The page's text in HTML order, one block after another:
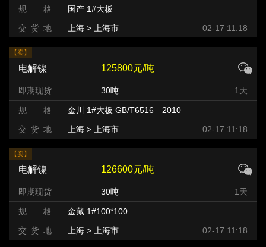
规 格
国产 1#大板
交 货 地
上海 > 上海市 02-17 11:18
【卖】
电解镍 125800元/吨
即期现货 30吨 1天
规 格
金川 1#大板 GB/T6516—2010
交 货 地
上海 > 上海市 02-17 11:18
【卖】
电解镍 126600元/吨
即期现货 30吨 1天
规 格
金藏 1#100*100
交 货 地
上海 > 上海市 02-17 11:18